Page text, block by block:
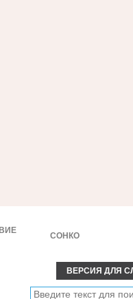
СОНКО
ВЕРСИЯ ДЛЯ